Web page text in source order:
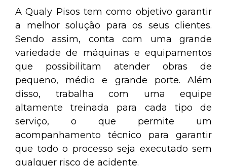
A Qualy Pisos tem como objetivo garantir
a melhor solução para os seus clientes.
Sendo assim, conta com uma grande
variedade de máquinas e equipamentos
que possibilitam atender obras de
pequeno, médio e grande porte. Além
disso, trabalha com uma equipe
altamente treinada para cada tipo de
serviço, o que permite um
acompanhamento técnico para garantir
que todo o processo seja executado sem
qualquer risco de acidente.